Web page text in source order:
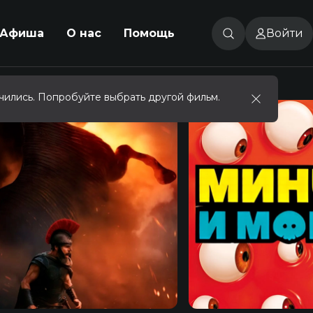
Афиша О нас Помощь Войти